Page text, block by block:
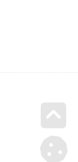
Go